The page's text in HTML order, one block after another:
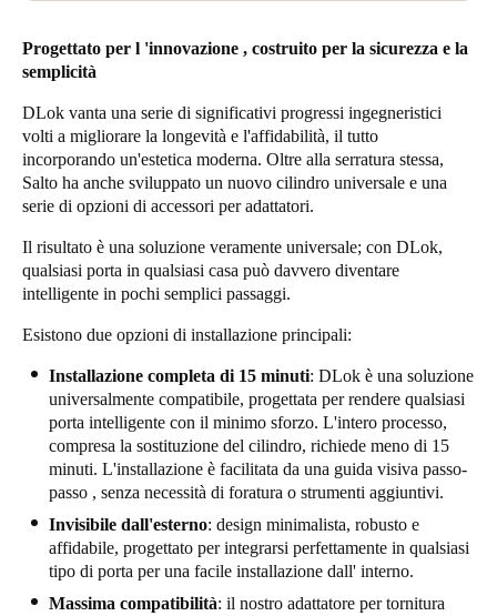
Progettato per l 'innovazione , costruito per la sicurezza e la
semplicità
DLok vanta una serie di significativi progressi ingegneristici
volti a migliorare la longevità e l'affidabilità, il tutto
incorporando un'estetica moderna. Oltre alla serratura stessa,
Salto ha anche sviluppato un nuovo cilindro universale e una
serie di opzioni di accessori per adattatori.
Il risultato è una soluzione veramente universale; con DLok,
qualsiasi porta in qualsiasi casa può davvero diventare
intelligente in pochi semplici passaggi.
Esistono due opzioni di installazione principali:
Installazione completa di 15 minuti: DLok è una soluzione
universalmente compatibile, progettata per rendere qualsiasi
porta intelligente con il minimo sforzo. L'intero processo,
compresa la sostituzione del cilindro, richiede meno di 15
minuti. L'installazione è facilitata da una guida visiva passo-
passo , senza necessità di foratura o strumenti aggiuntivi.
Invisibile dall'esterno: design minimalista, robusto e
affidabile, progettato per integrarsi perfettamente in qualsiasi
tipo di porta per una facile installazione dall' interno.
Massima compatibilità: il nostro adattatore per tornitura